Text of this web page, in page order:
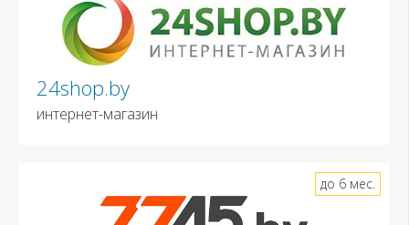
24shop.by
интернет-магазин
до 6 мес.